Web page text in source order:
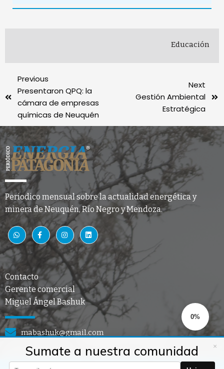
Educación
Previous
Presentaron QPQ: la
cámara de empresas
químicas de Neuquén
Next
Gestión Ambiental
Estratégica
Periodico mensual sobre la actualidad energética y
minera de Neuquén, Río Negro y Mendoza.
Contacto
Gerente comercial
Miguel Ángel Bashuk
mabashuk@gmail.com
0%
×
Sumate a nuestra comunidad